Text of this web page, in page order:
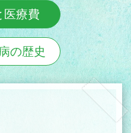
医療費
の歴史